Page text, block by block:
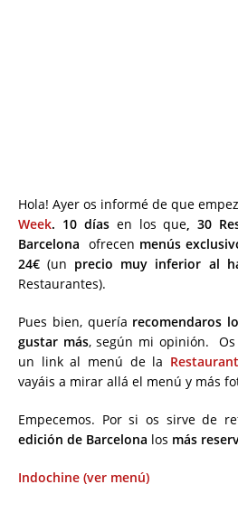
Hola! Ayer os informé de que
Week. 10 díasen los que, 30
Barcelona ofrecen menús
24€ (un precio muy inferior al
Restaurantes).
Pues bien, quería recomendaros
gustar más, según mi opinión.
un link al menú de la
vayáis a mirar allá el menú y más
Empecemos. Por si os sirve de
edición de Barcelona los más
Indochine (ver menú)